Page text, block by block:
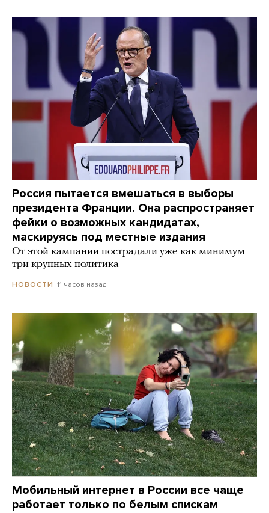
Россия пытается вмешаться в выборы
президента Франции. Она распространяет
фейки о возможных кандидатах,
маскируясь под местные издания
От этой кампании пострадали уже как минимум
три крупных политика
НОВОСТИ 11 часов назад
Мобильный интернет в России все чаще
работает только по белым спискам